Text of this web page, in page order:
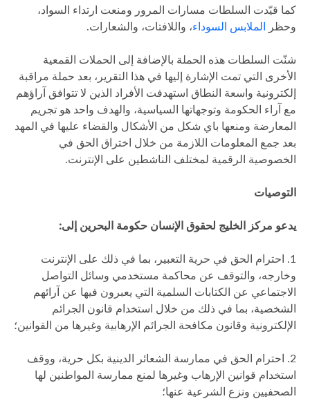
كما قيّدت السلطات مسارات المرور ومنعت ارتداء السواد،
وحظر الملابس السوداء، واللافتات، والشعارات.
شنّت السلطات هذه الحملة بالإضافة إلى الحملات القمعية
الأخرى التي تمت الإشارة إليها في هذا التقرير، بعد حملة مراقبة
إلكترونية واسعة النطاق استهدفت الأفراد الذين لا تتوافق آراؤهم
مع آراء الحكومة وتوجهاتها السياسية، والهدف واحد هو تجريم
المعارضة ومنعها باي شكل من الأشكال والقضاء عليها في المهد
بعد جمع المعلومات اللازمة من خلال اختراق الحق في
الخصوصية الرقمية لمختلف الناشطين على الإنترنت.
التوصيات
يدعو مركز الخليج لحقوق الإنسان حكومة البحرين إلى:
1. احترام الحق في حرية التعبير، بما في ذلك على الإنترنت
وخارجه، والتوقف عن محاكمة مستخدمي وسائل التواصل
الاجتماعي عن الكتابات السلمية التي يعبرون فيها عن آرائهم
الشخصية، بما في ذلك من خلال استخدام قانون الجرائم
الإلكترونية وقانون مكافحة الجرائم الإرهابية وغيرها من القوانين؛
2. احترام الحق في ممارسة الشعائر الدينية بكل حرية، ووقف
استخدام قوانين الإرهاب وغيرها لمنع ممارسة المواطنين لها
الصحفيين ونزع الشرعية عنها؛